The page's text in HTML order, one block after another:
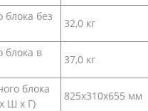
блока без
32,0 кг
блока в
37,0 кг
блока
Ш х Г)
825x310x655 мм